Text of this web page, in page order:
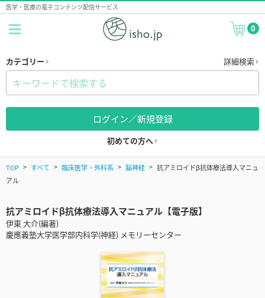
医学・医療の電子コンテンツ配信サービス
0
カテゴリー 詳細検索
ログイン／新規登録
初めての方へ
TOP すべて 臨床医学・外科系 脳神経
抗アミロイドβ抗体療法導入マニュ
アル
抗アミロイドβ抗体療法導入マニュアル【電子版】
伊東 大介(編著)
慶應義塾大学医学部内科学(神経) メモリーセンター